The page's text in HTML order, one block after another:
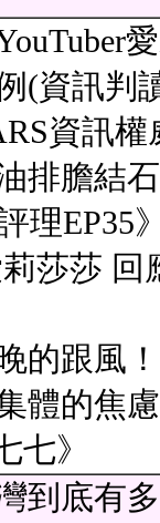
(資訊判
資訊
排膽結
理EP35
莎莎 回
的跟風
體的焦
七》
到底有